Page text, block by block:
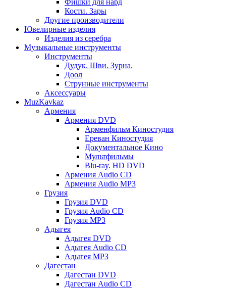
Фишки для нард
Кости. Зары
Другие производители
Ювелирные изделия
Изделия из серебра
Музыкальные инструменты
Инструменты
Дудук. Шви. Зурна.
Доол
Струнные инструменты
Аксессуары
MuzKavkaz
Армения
Армения DVD
Арменфильм Киностудия
Ереван Киностудия
Документальное Кино
Мультфильмы
Blu-ray. HD DVD
Армения Audio CD
Армения Audio MP3
Грузия
Грузия DVD
Грузия Audio CD
Грузия MP3
Адыгея
Адыгея DVD
Адыгея Audio CD
Адыгея MP3
Дагестан
Дагестан DVD
Дагестан Audio CD